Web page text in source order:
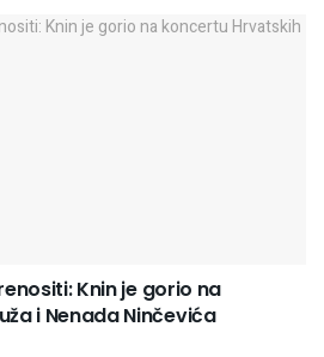
Knin je gorio na
i Nenada Ninčevića